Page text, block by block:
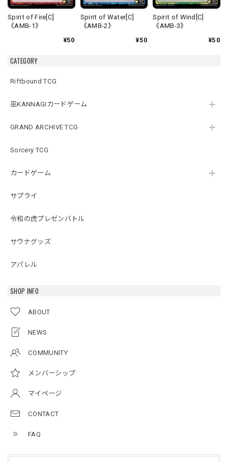
CATEGORY
Riftbound TCG
巫KANNAGIカードゲーム
GRAND ARCHIVE TCG
Sorcery TCG
カードゲーム
サプライ
令和の虎プレゼンバトル
サウナグッズ
アパレル
SHOP INFO
ABOUT
NEWS
COMMUNITY
メンバーシップ
マイページ
CONTACT
FAQ
Spirit of Fire[C]
《AMB-1》
¥50
Spirit of Water[C]
《AMB-2》
¥50
Spirit of Wind[C]
《AMB-3》
¥50